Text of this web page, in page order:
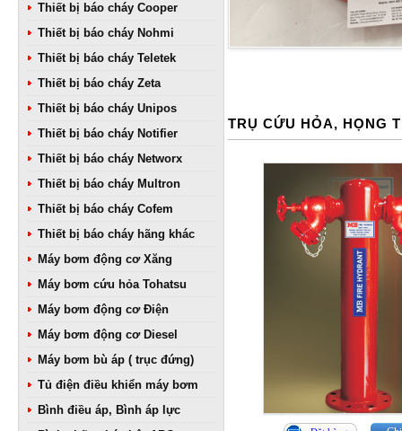
Thiết bị báo cháy Cooper
Thiết bị báo cháy Nohmi
Thiết bị báo cháy Teletek
Thiết bị báo cháy Zeta
Thiết bị báo cháy Unipos
Thiết bị báo cháy Notifier
Thiết bị báo cháy Networx
Thiết bị báo cháy Multron
Thiết bị báo cháy Cofem
Thiết bị báo cháy hãng khác
Máy bơm động cơ Xăng
Máy bơm cứu hỏa Tohatsu
Máy bơm động cơ Điện
Máy bơm động cơ Diesel
Máy bơm bù áp ( trục đứng)
Tủ điện điều khiển máy bơm
Bình điều áp, Bình áp lực
TRỤ CỨU HỎA, HỌNG